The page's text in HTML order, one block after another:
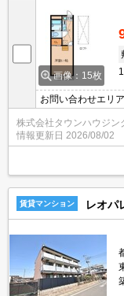
画像：15枚
お問い合わせエリ
介可能です！！迷
株式会社タウンハウジン
情報更新日 2026/08/02
賃貸マンション レオパ